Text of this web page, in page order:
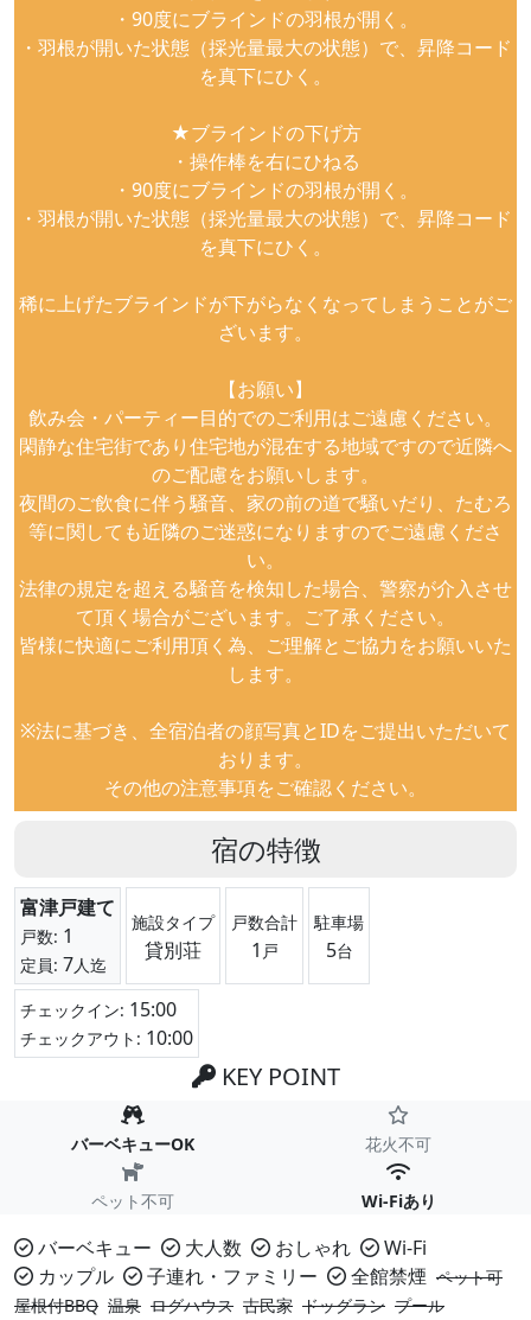
・90度にブラインドの羽根が開く。
・羽根が開いた状態（採光量最大の状態）で、昇降コード
を真下にひく。
★ブラインドの下げ方
・操作棒を右にひねる
・90度にブラインドの羽根が開く。
・羽根が開いた状態（採光量最大の状態）で、昇降コード
を真下にひく。
稀に上げたブラインドが下がらなくなってしまうことがご
ざいます。
【お願い】
飲み会・パーティー目的でのご利用はご遠慮ください。
閑静な住宅街であり住宅地が混在する地域ですので近隣へ
のご配慮をお願いします。
夜間のご飲食に伴う騒音、家の前の道で騒いだり、たむろ
等に関しても近隣のご迷惑になりますのでご遠慮くださ
い。
法律の規定を超える騒音を検知した場合、警察が介入させ
て頂く場合がございます。ご了承ください。
皆様に快適にご利用頂く為、ご理解とご協力をお願いいた
します。
※法に基づき、全宿泊者の顔写真とIDをご提出いただいて
おります。
その他の注意事項をご確認ください。
宿の特徴
富津戸建て
戸数: 1
定員: 7人迄
施設タイプ
貸別荘
戸数合計
1 戸
駐車場
5台
チェックイン: 15:00
チェックアウト: 10:00
KEY POINT
バーベキューOK 花火不可
ペット不可 Wi-Fiあり
バーベキュー 大人数 おしゃれ
Wi-Fi
カップル
子連れ・ファミリー 全館禁煙 ペット可
屋根付BBQ 温泉 ログハウス 古民家 ドッグラン プール